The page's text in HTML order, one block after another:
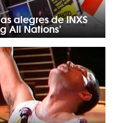
alegres de INXS
All Nations’